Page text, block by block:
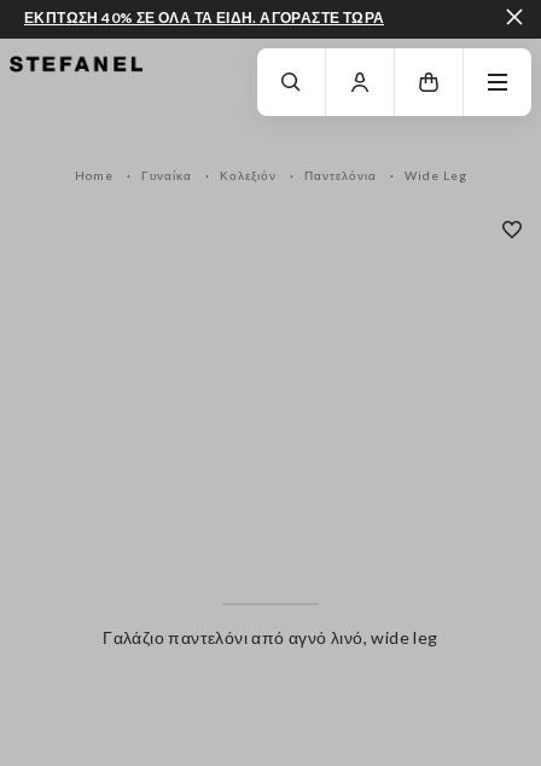
ΜΕΤΆΒΑΣΗ ΣΤΟ ΚΎΡΙΟ ΠΕΡΙΕΧΌΜΕΝΟΚΑΤΕΒΕΊΤΕ ΣΤΟ ΚΆΤΩ ΜΈΡΟΣ
ΕΚΠΤΩΣΗ 40% ΣΕ ΟΛΑ ΤΑ ΕΙΔΗ. ΑΓΟΡΑΣΤΕ ΤΩΡΑ
Home Γυναίκα Κολεξιόν Παντελόνια Wide Leg
Γαλάζιο παντελόνι από αγνό λινό, wide leg